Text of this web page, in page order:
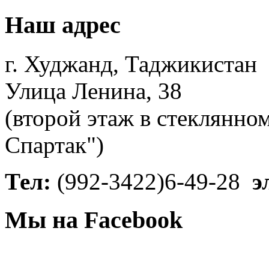
Наш адрес
г. Худжанд, Таджикистан
Улица Ленина, 38
(второй этаж в
Спартак")
Тел: (992-3422)6-49-28
Мы на Facebook